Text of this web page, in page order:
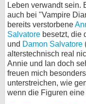
Leben verwandt sein.
auch bei "Vampire
bereits verstorbene
Salvatore besetzt, die
und Damon Salvatore
alterstechnisch real
Annie und Ian doch
freuen mich
unterstreichen, wie
wenn die Figuren